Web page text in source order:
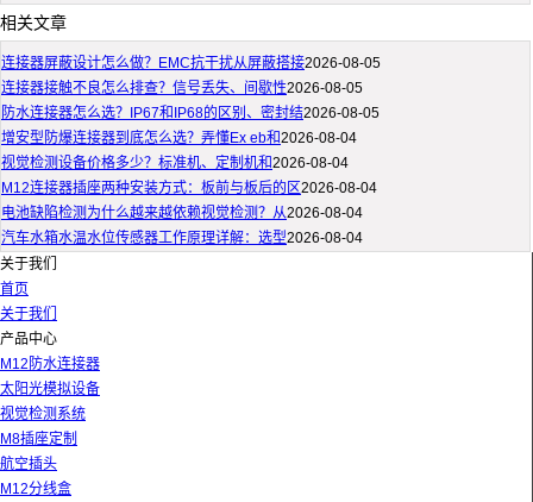
相关文章
连接器屏蔽设计怎么做？EMC抗干扰从屏蔽搭接2026-08-05
连接器接触不良怎么排查？信号丢失、间歇性2026-08-05
防水连接器怎么选？IP67和IP68的区别、密封结2026-08-05
增安型防爆连接器到底怎么选？弄懂Ex eb和2026-08-04
视觉检测设备价格多少？标准机、定制机和2026-08-04
M12连接器插座两种安装方式：板前与板后的区2026-08-04
电池缺陷检测为什么越来越依赖视觉检测？从2026-08-04
汽车水箱水温水位传感器工作原理详解：选型2026-08-04
关于我们
首页
关于我们
产品中心
M12防水连接器
太阳光模拟设备
视觉检测系统
M8插座定制
航空插头
M12分线盒